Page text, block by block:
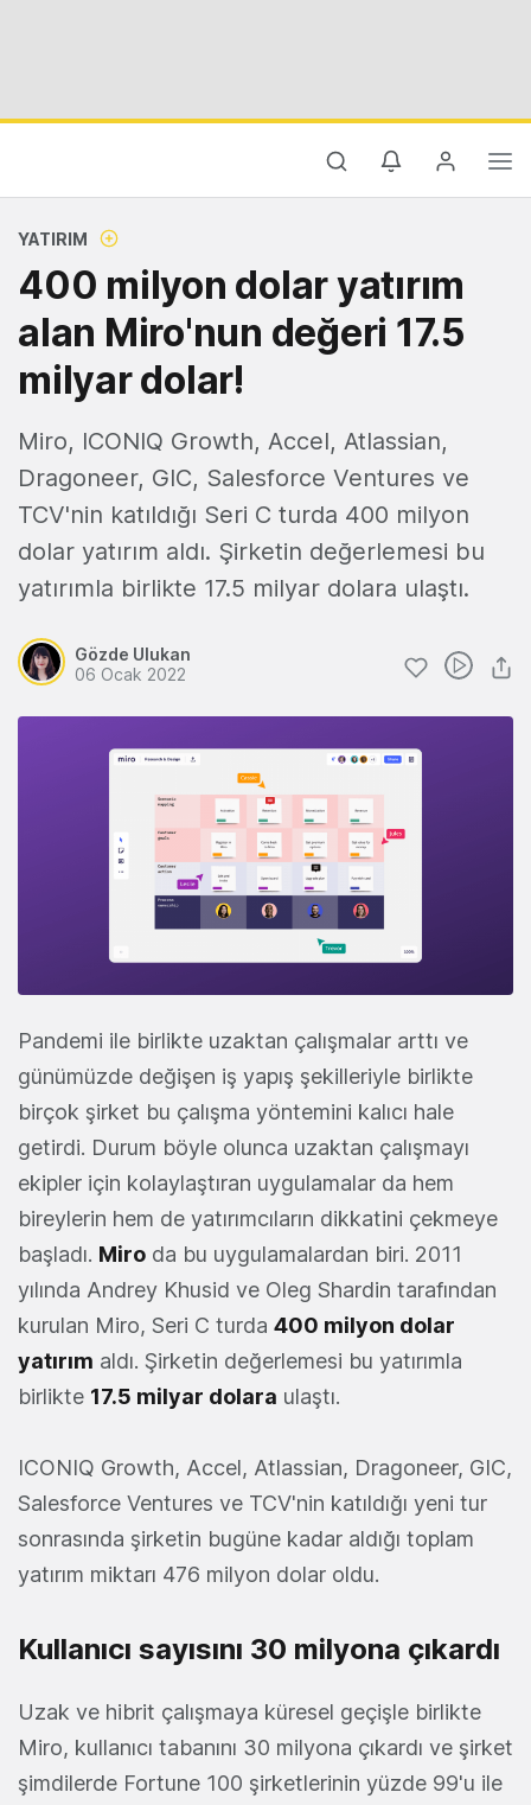
YATIRIM
400 milyon dolar yatırım
alan Miro'nun değeri 17.5
milyar dolar!
Miro, ICONIQ Growth, Accel, Atlassian,
Dragoneer, GIC, Salesforce Ventures ve
TCV'nin katıldığı Seri C turda 400 milyon
dolar yatırım aldı. Şirketin değerlemesi bu
yatırımla birlikte 17.5 milyar dolara ulaştı.
Gözde Ulukan
06 Ocak 2022
Pandemi ile birlikte uzaktan çalışmalar arttı ve
günümüzde değişen iş yapış şekilleriyle birlikte
birçok şirket bu çalışma yöntemini kalıcı hale
getirdi. Durum böyle olunca uzaktan çalışmayı
ekipler için kolaylaştıran uygulamalar da hem
bireylerin hem de yatırımcıların dikkatini çekmeye
başladı. Miro da bu uygulamalardan biri. 2011
yılında Andrey Khusid ve Oleg Shardin tarafından
kurulan Miro, Seri C turda 400 milyon dolar
yatırım aldı. Şirketin değerlemesi bu yatırımla
birlikte 17.5 milyar dolara ulaştı.
ICONIQ Growth, Accel, Atlassian, Dragoneer, GIC,
Salesforce Ventures ve TCV'nin katıldığı yeni tur
sonrasında şirketin bugüne kadar aldığı toplam
yatırım miktarı 476 milyon dolar oldu.
Kullanıcı sayısını 30 milyona çıkardı
Uzak ve hibrit çalışmaya küresel geçişle birlikte
Miro, kullanıcı tabanını 30 milyona çıkardı ve şirket
şimdilerde Fortune 100 şirketlerinin yüzde 99'u ile